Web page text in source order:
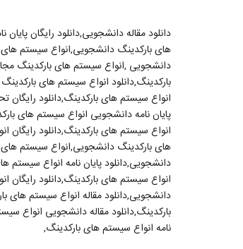
دانلود مقاله دانشجویی,دانلود رایگان
های بارکدینگ دانشجویی,انواع سیستم های
دانشجویی ,انواع سیستم های بارکدینگ
بارکدینگ,دانلود انواع سیستم های
انواع سیستم های بارکدینگ,دانلود رایگان
پایان نامه دانشجویی انواع سیستم های
انواع سیستم های بارکدینگ,دانلود
های بارکدینگ دانشجویی,انواع سیستم های
دانشجویی,دانلود پایان نامه انواع
انواع سیستم های بارکدینگ,دانلود
دانشجویی,دانلود مقاله انواع سیستم های
بارکدینگ,دانلود مقاله دانشجویی انواع
نامه انواع سیستم های بارکدینگ,